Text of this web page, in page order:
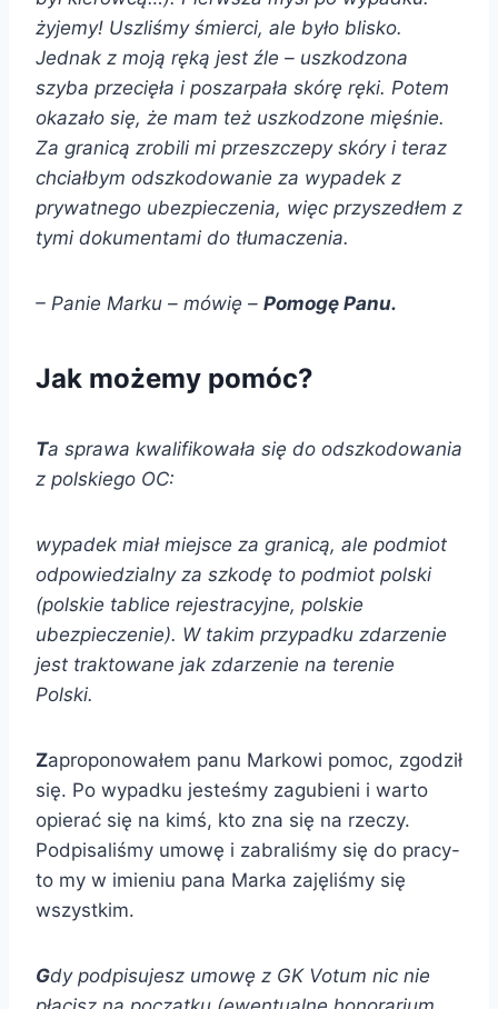
żyjemy! Uszliśmy śmierci, ale było blisko.
Jednak z moją ręką jest źle – uszkodzona
szyba przecięła i poszarpała skórę ręki. Potem
okazało się, że mam też uszkodzone mięśnie.
Za granicą zrobili mi przeszczepy skóry i teraz
chciałbym odszkodowanie za wypadek z
prywatnego ubezpieczenia, więc przyszedłem z
tymi dokumentami do tłumaczenia.
– Panie Marku – mówię – Pomogę Panu.
Jak możemy pomóc?
Ta sprawa kwalifikowała się do odszkodowania
z polskiego OC:
wypadek miał miejsce za granicą, ale podmiot
odpowiedzialny za szkodę to podmiot polski
(polskie tablice rejestracyjne, polskie
ubezpieczenie). Wtakim przypadku zdarzenie
jest traktowane jak zdarzenie na terenie
Polski.
Zaproponowałem panu Markowi pomoc, zgodził
się. Po wypadku jesteśmy zagubieni i warto
opierać się na kimś, kto zna się na rzeczy.
Podpisaliśmy umowę i zabraliśmy się do pracy-
to my w imieniu pana Marka zajęliśmy się
wszystkim.
Gdy podpisujesz umowę z GK Votum nic nie